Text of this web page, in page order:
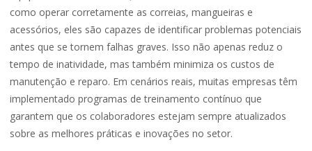
como operar corretamente as correias, mangueiras e
acessórios, eles são capazes de identificar problemas potenciais
antes que se tornem falhas graves. Isso não apenas reduz o
tempo de inatividade, mas também minimiza os custos de
manutenção e reparo. Em cenários reais, muitas empresas têm
implementado programas de treinamento contínuo que
garantem que os colaboradores estejam sempre atualizados
sobre as melhores práticas e inovações no setor.